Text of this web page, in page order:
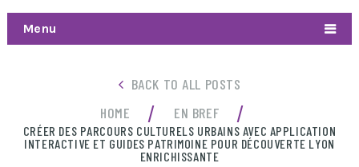
Menu
BACK TO ALL POSTS
HOME
/ EN BREF /
CRÉER DES PARCOURS CULTURELS URBAINS AVEC APPLICATION
INTERACTIVE ET GUIDES PATRIMOINE POUR DÉCOUVERTE LYON
ENRICHISSANTE